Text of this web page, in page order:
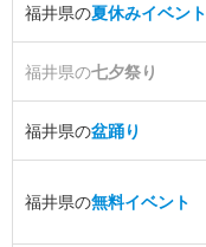
福井県の夏休みイベント
福井県の七夕祭り
福井県の盆踊り
福井県の無料イベント